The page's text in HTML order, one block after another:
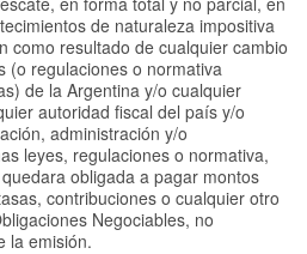
de naturaleza impositiva
como resultado de cualquier cambio
(o regulaciones o normativa
de la Argentina y/o cualquier
autoridad fiscal del país y/o
administración y/o
leyes, regulaciones o normativa,
obligada a pagar montos
contribuciones o cualquier otro
Negociables, no
la emisión.